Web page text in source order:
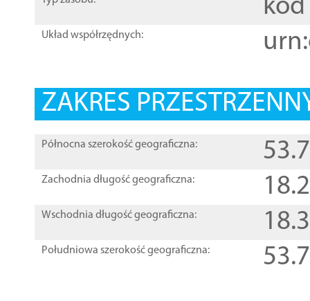
kod
Układ współrzędnych:
ZAKRES
Północna szerokość geograficzna:
Zachodnia długość geograficzna:
Wschodnia długość geograficzna:
Południowa szerokość geograficzna: